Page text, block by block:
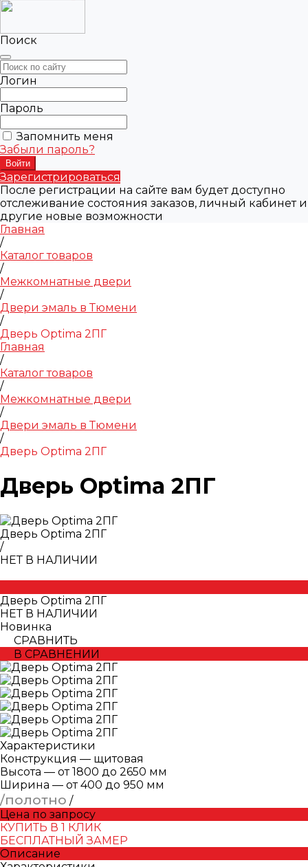
Поиск
Логин
Пароль
Запомнить меня
Забыли пароль?
Зарегистрироваться
После регистрации на сайте вам будет доступно
отслеживание состояния заказов, личный кабинет и
другие новые возможности
Главная
/
Каталог товаров
/
Межкомнатные двери
/
Двери эмаль в Тюмени
/
Дверь Optima 2ПГ
Главная
/
Каталог товаров
/
Межкомнатные двери
/
Двери эмаль в Тюмени
/
Дверь Optima 2ПГ
Дверь Optima 2ПГ
Дверь Optima 2ПГ
/
НЕТ В НАЛИЧИИ
Дверь Optima 2ПГ
НЕТ В НАЛИЧИИ
Новинка
СРАВНИТЬ
В СРАВНЕНИИ
Характеристики
Конструкция — щитовая
Высота — от 1800 до 2650 мм
Ширина — от 400 до 950 мм
/полотно /
Цена по запросу
КУПИТЬ В 1 КЛИК
БЕСПЛАТНЫЙ ЗАМЕР
Описание